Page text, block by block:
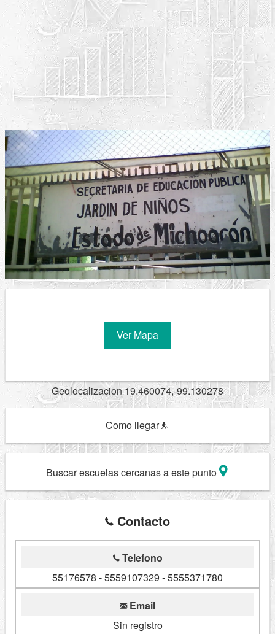
Ver Mapa
Geolocalizacion 19.460074,-99.130278
Como llegar
Buscar escuelas cercanas a este punto
Contacto
Telefono
55176578 - 5559107329 - 5555371780
Email
Sin registro